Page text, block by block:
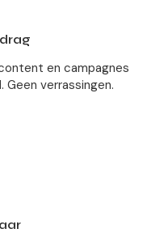
en campagnes
verrassingen.